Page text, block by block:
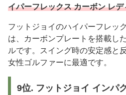
イパーフレックス カーボン レデ
フットジョイのハイパーフレッ
は、カーボンプレートを搭載し
ルです。スイング時の安定感と
女性ゴルファーに最適です。
9位. フットジョイ インパ